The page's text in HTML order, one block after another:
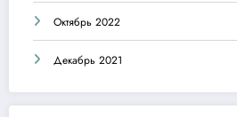
Октябрь 2022
Декабрь 2021